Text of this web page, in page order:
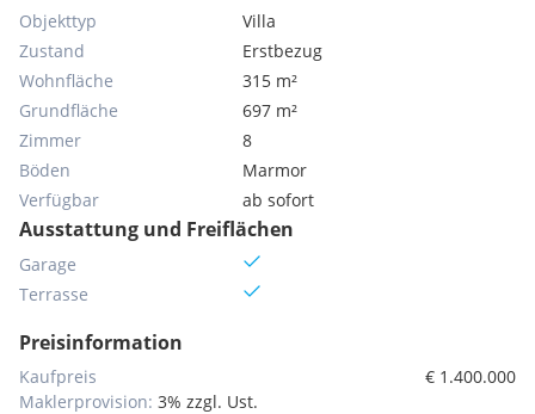
Objekttyp
Villa
Zustand
Erstbezug
Wohnfläche
315 m²
Grundfläche
697 m²
Zimmer
8
Böden
Marmor
Verfügbar
ab sofort
Ausstattung und Freiflächen
Garage
Terrasse
Preisinformation
Kaufpreis
€ 1.400.000
Maklerprovision: 3% zzgl. Ust.